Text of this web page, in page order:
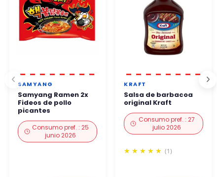
SAMYANG
Samyang Ramen 2x
Fideos de pollo
picantes
Consumo pref. : 25
junio 2026
KRAFT
Salsa de barbacoa
original Kraft
Consumo pref. : 27
julio 2026
(1)